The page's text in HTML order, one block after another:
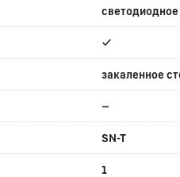
светодиодное
✔
закаленное
—
SN-T
1